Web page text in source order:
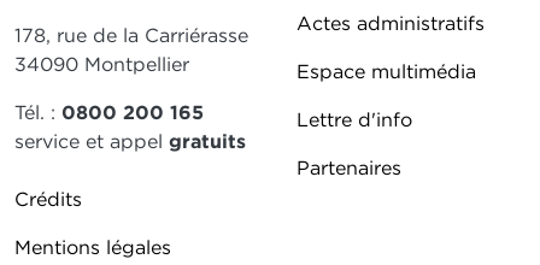
178, rue de la Carriérasse
34090 Montpellier
Tél. : 0800 200 165
service et appel gratuits
Pied de page DDO 2
Crédits
Mentions légales
Actes administratifs
Espace multimédia
Lettre d'info
Partenaires